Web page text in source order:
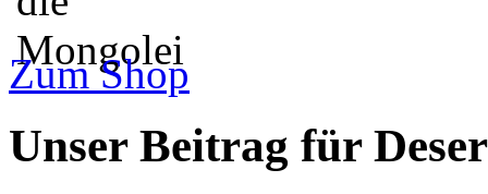
Zum Shop
Unser Beitrag für